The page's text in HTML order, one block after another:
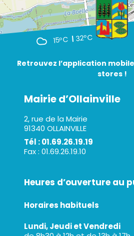
Leaflet
15°C 32°C
Retrouvez l’application
stores !
Mairie d’Ollainville
2, rue de la Mairie
91340 OLLAINVILLE
Tél : 01.69.26.19.19
Fax : 01.69.26.19.10
Heures d’ouverture au
Horaires habituels
Lundi, Jeudi et Vendredi